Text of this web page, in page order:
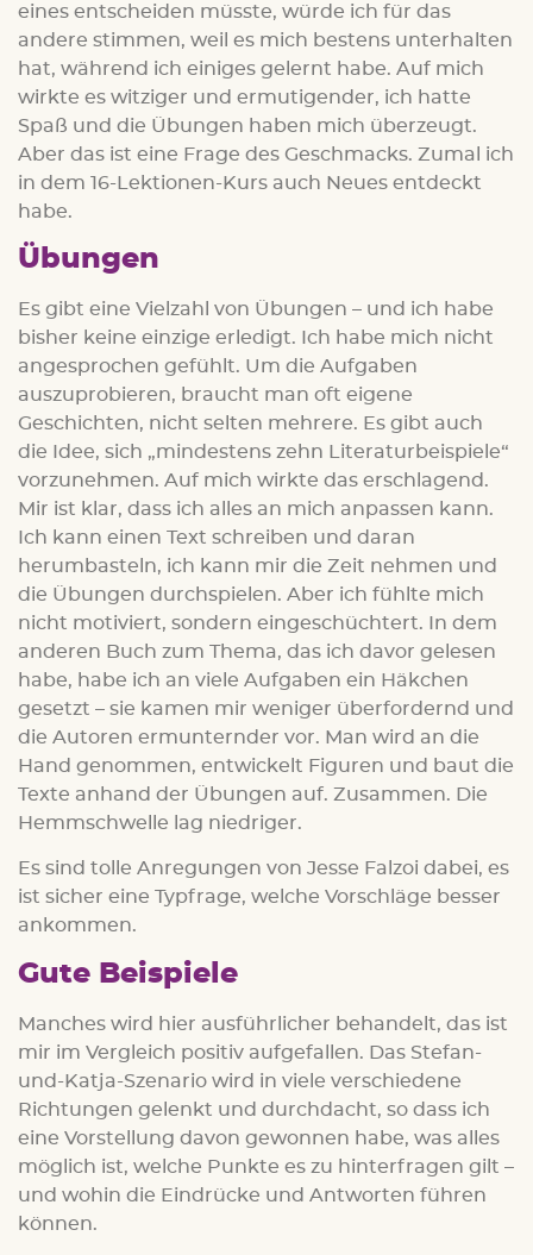
eines entscheiden müsste, würde ich für das
andere stimmen, weil es mich bestens unterhalten
hat, während ich einiges gelernt habe. Auf mich
wirkte es witziger und ermutigender, ich hatte
Spaß und die Übungen haben mich überzeugt.
Aber das ist eine Frage des Geschmacks. Zumal ich
in dem 16-Lektionen-Kurs auch Neues entdeckt
habe.
Übungen
Es gibt eine Vielzahl von Übungen – und ich habe
bisher keine einzige erledigt. Ich habe mich nicht
angesprochen gefühlt. Um die Aufgaben
auszuprobieren, braucht man oft eigene
Geschichten, nicht selten mehrere. Es gibt auch
die Idee, sich „mindestens zehn Literaturbeispiele“
vorzunehmen. Auf mich wirkte das erschlagend.
Mir ist klar, dass ich alles an mich anpassen kann.
Ich kann einen Text schreiben und daran
herumbasteln, ich kann mir die Zeit nehmen und
die Übungen durchspielen. Aber ich fühlte mich
nicht motiviert, sondern eingeschüchtert. In dem
anderen Buch zum Thema, das ich davor gelesen
habe, habe ich an viele Aufgaben ein Häkchen
gesetzt – sie kamen mir weniger überfordernd und
die Autoren ermunternder vor. Man wird an die
Hand genommen, entwickelt Figuren und baut die
Texte anhand der Übungen auf. Zusammen. Die
Hemmschwelle lag niedriger.
Es sind tolle Anregungen von Jesse Falzoi dabei, es
ist sicher eine Typfrage, welche Vorschläge besser
ankommen.
Gute Beispiele
Manches wird hier ausführlicher behandelt, das ist
mir im Vergleich positiv aufgefallen. Das Stefan-
und-Katja-Szenario wird in viele verschiedene
Richtungen gelenkt und durchdacht, so dass ich
eine Vorstellung davon gewonnen habe, was alles
möglich ist, welche Punkte es zu hinterfragen gilt –
und wohin die Eindrücke und Antworten führen
können.